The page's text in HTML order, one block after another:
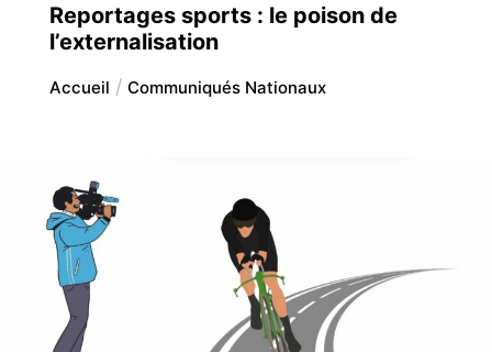
Reportages sports : le poison de
l’externalisation
Accueil Communiqués Nationaux